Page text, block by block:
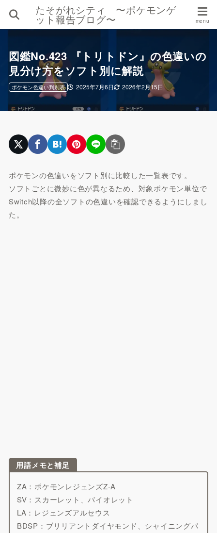
たそがれシティ 〜ポケモンゲ
ット報告ブログ〜
図鑑No.423 『トリトドン』の色違いの
見分け方をソフト別に解説
2025年7月6日 2026年2月15日
ポケモン色違い判別表
ポケモンの色違いをソフト別に比較した一覧表です。
ソフトごとに微妙に色が異なるため、対象ポケモン単位で
Switch以降の全ソフトの色違いを確認できるようにしまし
た。
用語メモと補足
ZA：ポケモンレジェンズZ-A
SV：スカーレット、バイオレット
LA：レジェンズアルセウス
BDSP：ブリリアントダイヤモンド、シャイニングパ